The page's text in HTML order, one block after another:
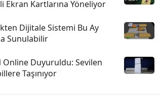
Ekran Kartlarına Yöneliyor
Dijitale Sistemi Bu Ay
Sunulabilir
Online Duyuruldu: Sevilen
Taşınıyor